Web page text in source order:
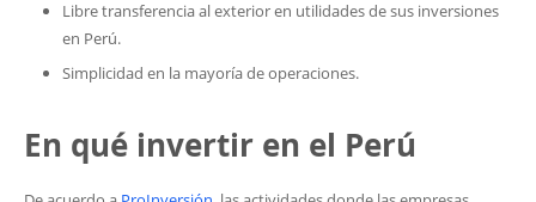
Libre transferencia al exterior en utilidades de sus inversiones
en Perú.
Simplicidad en la mayoría de operaciones.
En qué invertir en el Perú